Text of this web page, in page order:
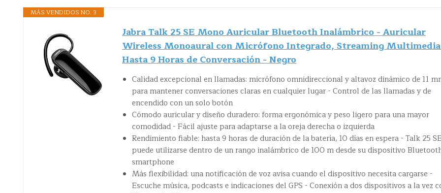
MÁS VENDIDOS NO. 3
Jabra Talk 25 SE Mono Auricular Bluetooth Inalámbrico - Auricular
Wireless Monoaural con Micrófono Integrado, Streaming
Hasta 9 Horas de Conversación - Negro
Calidad excepcional en llamadas: micrófono omnidireccional y altavoz dinámico de 11
para mantener conversaciones claras en cualquier lugar - Control de las llamadas y de
encendido con un solo botón
Cómodo auricular y diseño duradero: forma ergonómica y peso ligero para una mayor
comodidad - Fácil ajuste para adaptarse a la oreja derecha o izquierda
Rendimiento fiable: hasta 9 horas de duración de la batería, 10 días en espera - Talk 25 SE
puede utilizarse dentro de un rango inalámbrico de 100 m desde su dispositivo
smartphone
Más flexibilidad: una notificación de voz avisa cuando el dispositivo necesita cargarse -
Escuche música, podcasts e indicaciones del GPS - Conexión a dos dispositivos a la vez